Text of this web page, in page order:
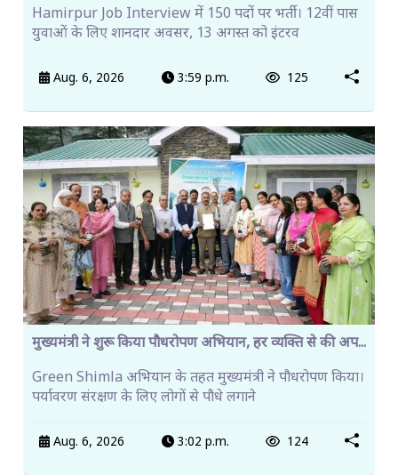
Hamirpur Job Interview में 150 पदों पर भर्ती। 12वीं पास
युवाओं के लिए शानदार अवसर, 13 अगस्त को इंटरव
Aug. 6, 2026 3:59 p.m. 125
मुख्यमंत्री ने शुरू किया पौधरोपण अभियान, हर व्यक्ति से की अप...
Green Shimla अभियान के तहत मुख्यमंत्री ने पौधरोपण किया।
पर्यावरण संरक्षण के लिए लोगों से पौधे लगाने
Aug. 6, 2026 3:02 p.m. 124